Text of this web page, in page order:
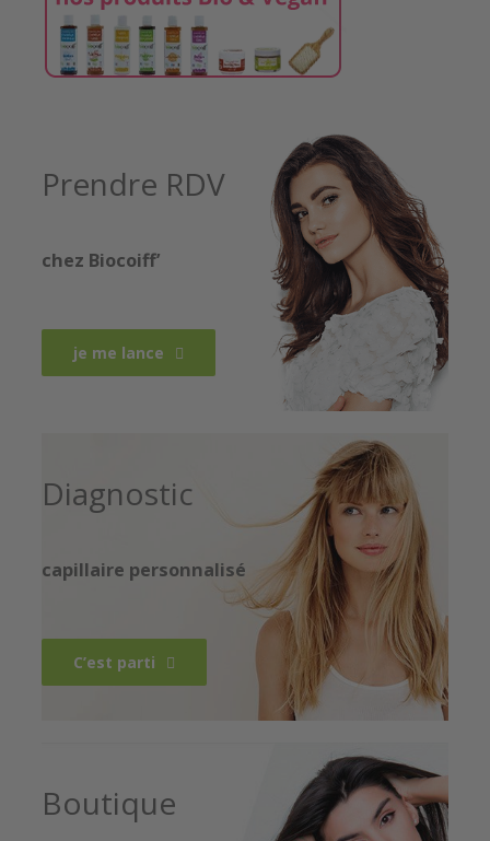
Prendre RDV
chez Biocoiff’
je me lance
Diagnostic
capillaire personnalisé
C’est parti
Boutique